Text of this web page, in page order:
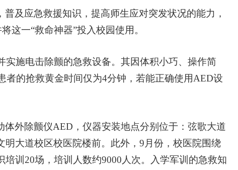
及应急救援知识，提高师生应对突发状况的能力，
这一“救命神器”投入校园使用。
施电击除颤的急救设备。其因体积小巧、操作简
者的抢救黄金时间仅为4分钟，若能正确使用AED设
外除颤仪AED，仪器安装地点分别位于：弦歌大道
大道校区校医院楼前。此外，9月份，校医院围绕
训20场，培训人数约9000人次。入学军训的急救知